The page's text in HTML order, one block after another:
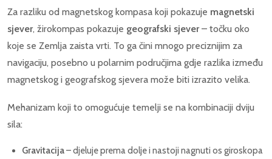
Za razliku od magnetskog kompasa koji pokazuje magnetski
sjever, žirokompas pokazuje geografski sjever– točku oko
koje se Zemlja zaista vrti. To ga čini mnogo preciznijim za
navigaciju, posebno u polarnim područjima gdje razlika između
magnetskog i geografskog sjevera može biti izrazito velika.
Mehanizam koji to omogućuje temelji se na kombinaciji dviju
sila:
Gravitacija– djeluje prema dolje i nastoji nagnuti os giroskopa